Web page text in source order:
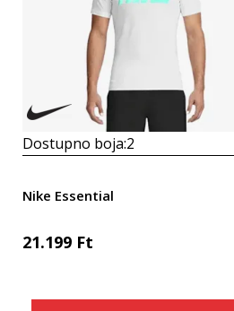
Dostupno boja:2
Nike Essential
21.199 Ft